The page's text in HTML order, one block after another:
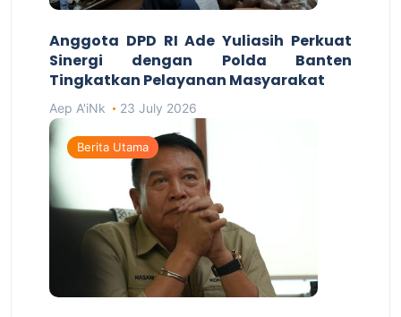
Anggota DPD RI Ade Yuliasih Perkuat
Sinergi dengan Polda Banten
Tingkatkan Pelayanan Masyarakat
Aep A'iNk 23 July 2026
Berita Utama